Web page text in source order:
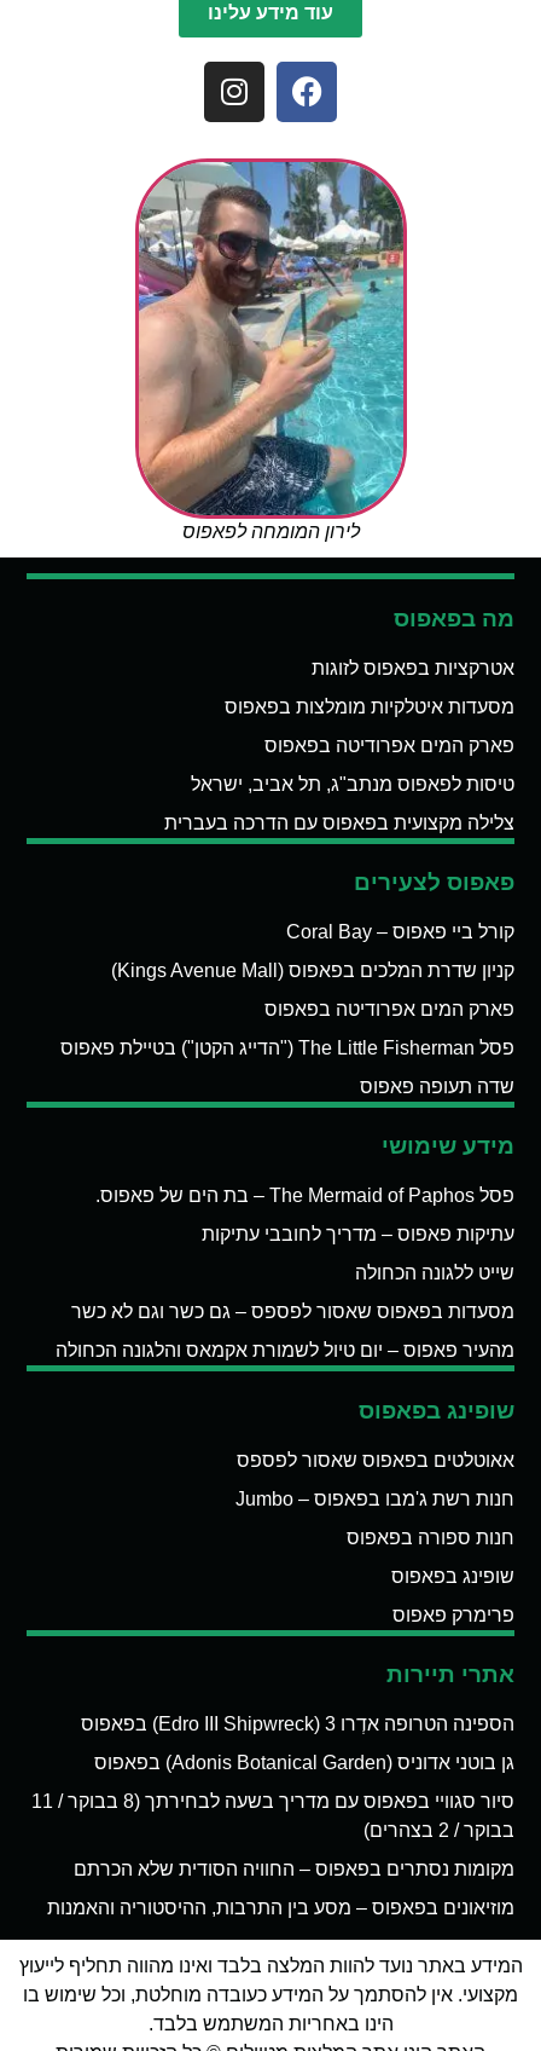
עוד מידע עלינו
לירון המומחה לפאפוס
מה בפאפוס
אטרקציות בפאפוס לזוגות
מסעדות איטלקיות מומלצות בפאפוס
פארק המים אפרודיטה בפאפוס
טיסות לפאפוס מנתב"ג, תל אביב, ישראל
צלילה מקצועית בפאפוס עם הדרכה בעברית
פאפוס לצעירים
קורל ביי פאפוס – Coral Bay
קניון שדרת המלכים בפאפוס (Kings Avenue Mall)
פארק המים אפרודיטה בפאפוס
פסל The Little Fisherman ("הדייג הקטן") בטיילת פאפוס
שדה תעופה פאפוס
מידע שימושי
פסל The Mermaid of Paphos – בת הים של פאפוס.
עתיקות פאפוס – מדריך לחובבי עתיקות
שייט ללגונה הכחולה
מסעדות בפאפוס שאסור לפספס – גם כשר וגם לא כשר
מהעיר פאפוס – יום טיול לשמורת אקמאס והלגונה הכחולה
שופינג בפאפוס
אאוטלטים בפאפוס שאסור לפספס
חנות רשת ג'מבו בפאפוס – Jumbo
חנות ספורה בפאפוס
שופינג בפאפוס
פרימרק פאפוס
אתרי תיירות
הספינה הטרופה אדְרו 3 (Edro III Shipwreck) בפאפוס
גן בוטני אדוניס (Adonis Botanical Garden) בפאפוס
סיור סגוויי בפאפוס עם מדריך בשעה לבחירתך (8 בבוקר / 11
בבוקר / 2 בצהרים)
מקומות נסתרים בפאפוס – החוויה הסודית שלא הכרתם
מוזיאונים בפאפוס – מסע בין התרבות, ההיסטוריה והאמנות
המידע באתר נועד להוות המלצה בלבד ואינו מהווה תחליף לייעוץ
מקצועי. אין להסתמך על המידע כעובדה מוחלטת, וכל שימוש בו
הינו באחריות המשתמש בלבד.